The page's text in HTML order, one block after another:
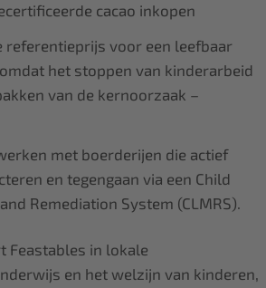
cacao inkopen
referentieprijs voor een leefbaar
het stoppen van kinderarbeid
van de kernoorzaak –
met boerderijen die actief
en tegengaan via een Child
Remediation System (CLMRS).
Feastables in lokale
en het welzijn van kinderen,